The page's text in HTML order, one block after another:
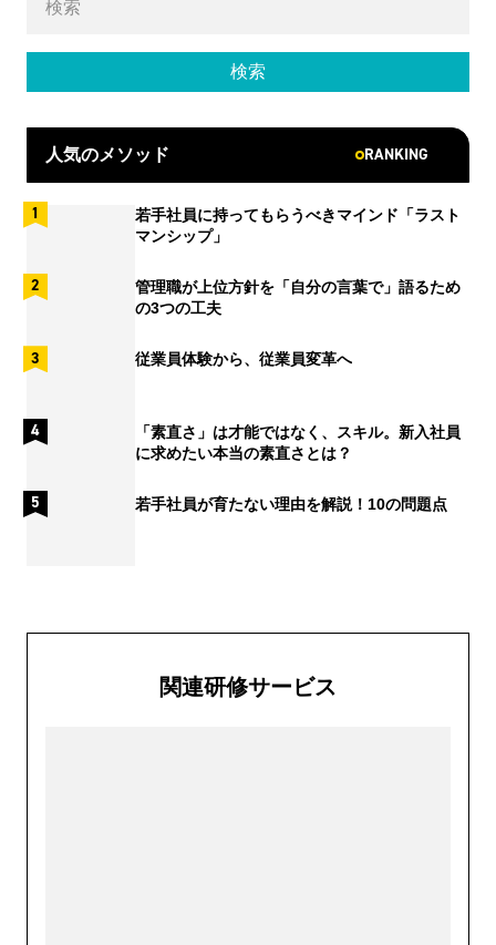
人気のメソッド RANKING
若手社員に持ってもらうべきマインド「ラスト
マンシップ」
管理職が上位方針を「自分の言葉で」語るため
の3つの工夫
従業員体験から、従業員変革へ
「素直さ」は才能ではなく、スキル。新入社員
に求めたい本当の素直さとは？
若手社員が育たない理由を解説！10の問題点
関連研修サービス